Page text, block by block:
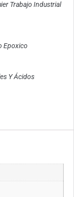
Trabajo Industrial
Epoxico
Y Ácidos